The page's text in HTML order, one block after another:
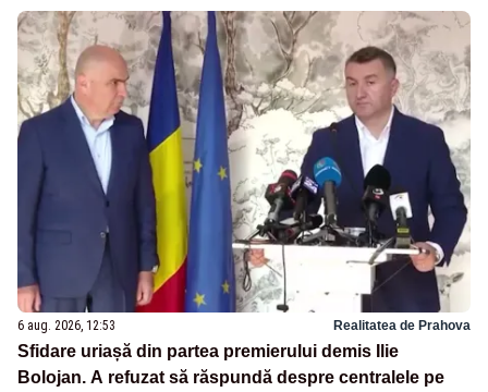
6 aug. 2026, 12:53 Realitatea de Prahova
Sfidare uriașă din partea premierului demis Ilie
Bolojan. A refuzat să răspundă despre centralele pe